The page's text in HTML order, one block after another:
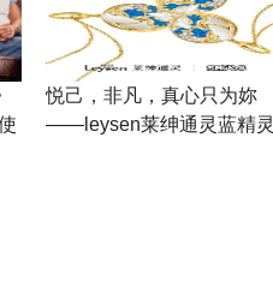
悦己，非凡，真心只为妳
——leysen莱绅通灵蓝精灵